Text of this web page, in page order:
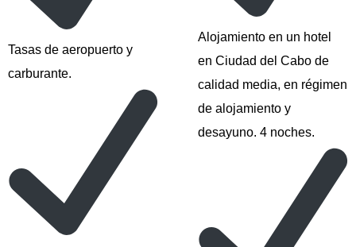
Tasas de aeropuerto y
carburante.
Alojamiento en un hotel
en Ciudad del Cabo de
calidad media, en régimen
de alojamiento y
desayuno. 4 noches.